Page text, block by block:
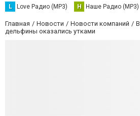
L Love Радио (MP3) Н Наше Радио (MP3)
Главная Новости Новости компаний
дельфины оказались утками